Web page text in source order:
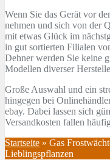
Wenn Sie das Gerät vor
nehmen und sich von der
mit etwas Glück im
in gut sortierten Filialen
Dehner werden Sie keine
Modellen diverser
Große Auswahl und ein
hingegen bei
ebay. Dabei lassen sich
Versandkosten fallen
Startseite » Gas
Lieblingspflanzen